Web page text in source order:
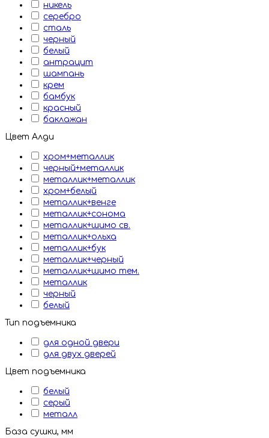
никель
серебро
сталь
черный
белый
антрацит
шампань
крем
бамбук
красный
баклажан
Цвет Алди
хром+металлик
черный+металлик
металлик+металлик
хром+белый
металлик+венге
металлик+сонома
металлик+шимо св.
металлик+ольха
металлик+бук
металлик+черный
металлик+шимо тем.
металлик
черный
белый
Тип подъемника
для одной двери
для двух дверей
Цвет подъемника
белый
серый
металл
База сушки, мм